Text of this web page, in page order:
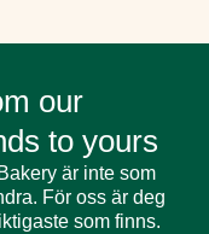
our
to yours
är inte som
För oss är deg
som finns.